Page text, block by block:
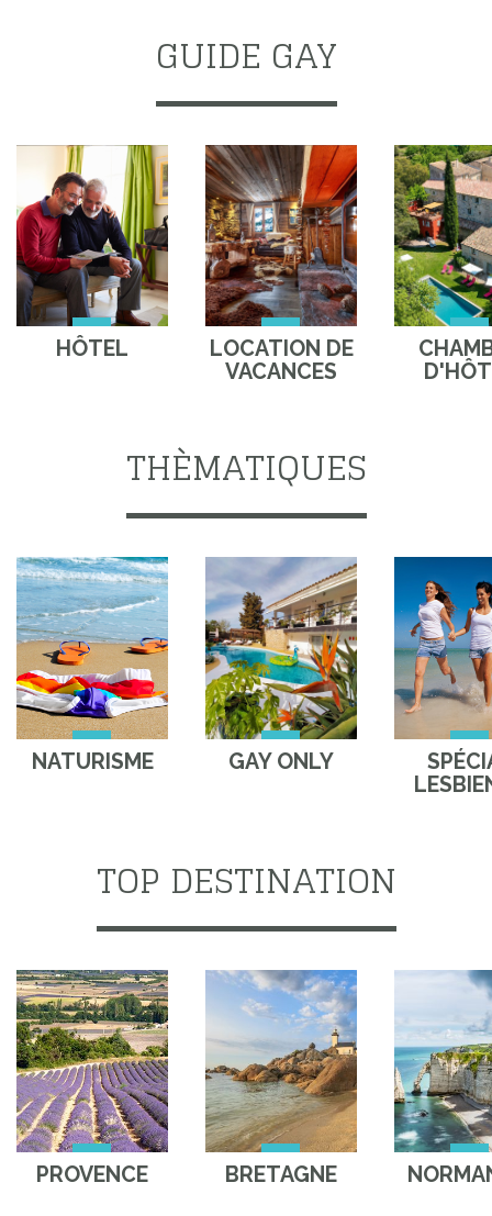
GUIDE GAY
HÔTEL
LOCATION DE
VACANCES
THÈMATIQUES
NATURISME GAY ONLY
TOP DESTINATION
PROVENCE BRETAGNE